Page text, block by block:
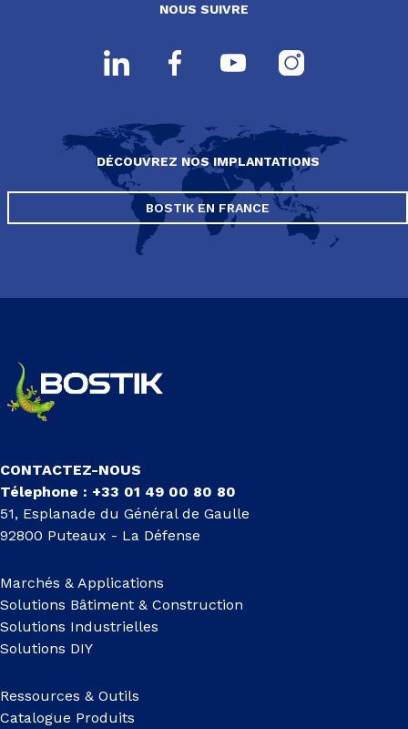
NOUS SUIVRE
DÉCOUVREZ NOS IMPLANTATIONS
BOSTIK EN FRANCE
CONTACTEZ-NOUS
Télephone : +33 01 49 00 80 80
51, Esplanade du Général de Gaulle
92800 Puteaux - La Défense
Marchés & Applications
Solutions Bâtiment & Construction
Solutions Industrielles
Solutions DIY
Ressources & Outils
Catalogue Produits